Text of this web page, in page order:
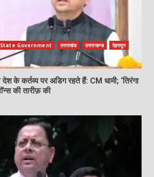
State Government उत्तराखंड उत्तराखण्ड
देहरादून
के कर्तव्य पर अडिग रहते हैं: CM धामी; ‘तिरंगा
की तारीफ़ की